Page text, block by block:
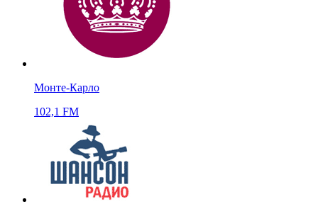
Монте-Карло
102,1 FM